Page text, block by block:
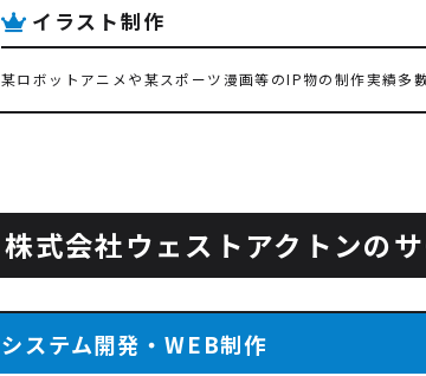
イラスト制作
某ロボットアニメや某スポーツ漫画等のIP物の制作実績多
株式会社ウェストアクトンの
システム開発・WEB制作